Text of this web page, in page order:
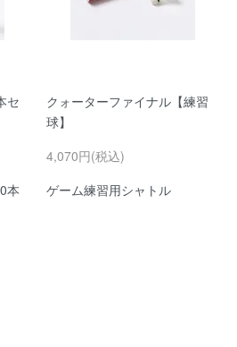
セ
本
クォーターファイナル【練習
球】
4,070円(税込)
ゲーム練習用シャトル